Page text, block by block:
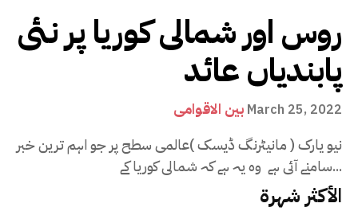
روس اور شمالی کوریا پر نئی
پابندیاں عائد
بین الاقوامی March 25, 2022
نیو یارک ( مانیٹرنگ ڈیسک )عالمی سطح پر جو اہم ترین خبر
سامنے آئی ہے وہ یہ ہے کہ شمالی کوریا کے...
الأكثر شهرة